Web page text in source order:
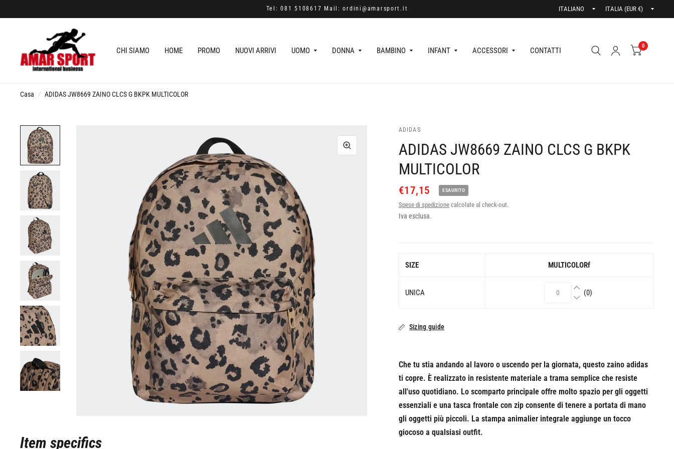
Tel: 081 5108617 Mail: ordini@amarsport.it
Aggiorna
paese/area
geografica
CHI SIAMO HOME PROMO NUOVI ARRIVI UOMO DONNA BAMBINO INFANT ACCESSORI CONTATTI
0
Casa / ADIDAS JW8669 ZAINO CLCS G BKPK MULTICOLOR
Item specifics
ADIDAS
ADIDAS JW8669 ZAINO CLCS G BKPK
MULTICOLOR
€17,15 ESAURITO
Spese di spedizionecalcolate al check-out.
Iva esclusa.
SIZE MULTICOLORf
UNICA (0)
Sizing guide
Che tu stia andando al lavoro o uscendo per la giornata, questo zaino adidas
ti copre. È realizzato in resistente materiale a trama semplice che resiste
all'uso quotidiano. Lo scomparto principale offre molto spazio per gli oggetti
essenziali e una tasca frontale con zip consente di tenere a portata di mano
gli oggetti più piccoli. La stampa animalier integrale aggiunge un tocco
giocoso a qualsiasi outfit.